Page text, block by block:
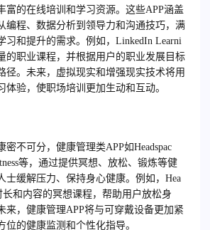
富的在线培训和学习资源。这些APP涵盖
编程、数据分析到领导力和沟通技巧，满
习和提升的需求。例如，LinkedIn Learni
的职业课程，并根据用户的职业发展目标
径。未来，虚拟现实和增强现实技术将用
体验，使职场培训更加生动和互动。
密不可分，健康管理类APP如Headspac
等，通过提供冥想、放松、锻炼等健
士缓解压力、保持身心健康。例如，Hea
长和内容的冥想课程，帮助用户放松身
来，健康管理APP将与可穿戴设备更加紧
位的健康监测和个性化指导。